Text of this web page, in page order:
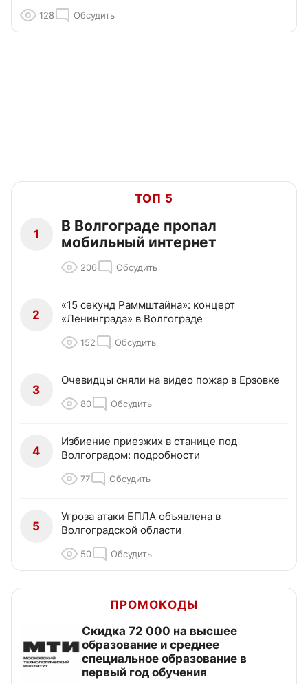
128 Обсудить
ТОП 5
1
В Волгограде пропал
мобильный интернет
206 Обсудить
2
«15 секунд Раммштайна»: концерт
«Ленинграда» в Волгограде
152 Обсудить
3
Очевидцы сняли на видео пожар в Ерзовке
80 Обсудить
4
Избиение приезжих в станице под
Волгоградом: подробности
77 Обсудить
5
Угроза атаки БПЛА объявлена в
Волгоградской области
50 Обсудить
ПРОМОКОДЫ
Скидка 72 000 на высшее
образование и среднее
специальное образование в
первый год обучения